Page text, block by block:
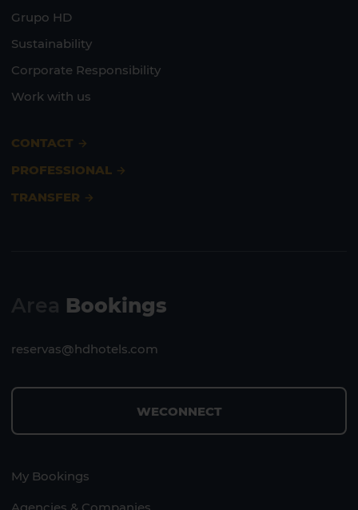
Grupo HD
Sustainability
Corporate Responsibility
Work with us
CONTACT
PROFESSIONAL
TRANSFER
Bookings
reservas@hdhotels.com
WECONNECT
My Bookings